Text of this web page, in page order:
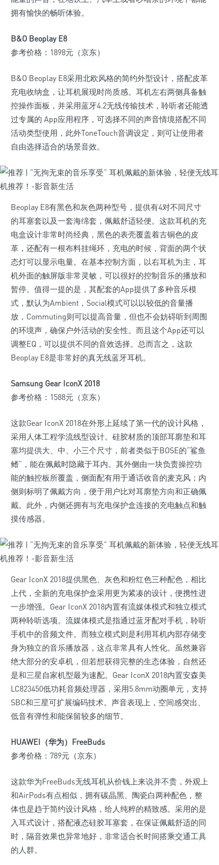
拥有愉快的畅听体验。
B&O Beoplay E8
参考价格：1898元（京东）
B&O Beoplay E8采用北欧风格的简约外型设计，搭配皮革
充电收纳盒，让耳机展现时尚质感。耳机左右两侧具备触
控操作面板，并采用蓝牙4.2无线传输技术，聆听者还能透
过专属的 App应用程序，可选择不同的声音情境搭配不同
活动类型使用，此外ToneTouch音调设定，则可让使用者
自由选择适合的场景音效。
Beoplay E8有黑色和灰色两种型号，提供有4对不同尺寸
的耳塞套以及一套海绵套，佩戴舒适轻便。这款耳机的充
电盒设计非常时尚经典，黑色的表壳覆盖着古铜色的皮
革，还配有一根布料挂绳环，充电的时候，背面的两个状
态灯可以显示电量。在基本控制方面，以右耳机为主，耳
机外面的触屏版非常灵敏，可以很好的控制音乐的播放和
暂停。值得一提的是，其配套的App提供了多种音乐模
式，默认为Ambient，Social模式可以以较低的音量播
放，Commuting则可以提高音量，但也不会妨碍听到周围
的环境声，确保户外活动的安全性。而且这个App还可以
调整EQ，可以提供不同的音效选择。总而言之，这款
Beoplay E8是非常好的真无线蓝牙耳机。
Samsung Gear IconX 2018
参考价格：1588元（京东）
这款Gear IconX 2018在外形上延续了第一代的设计风格，
采用人体工程学流线型设计。硅胶材质的顶部耳廓垫和耳
塞均提供大、中、小三个尺寸，前者类似于BOSE的“鲨鱼
鳍”，能在佩戴时隐藏于耳内。其外侧由一块负责操控功
能的触控板所覆盖，侧面配有用于通话收音的麦克风；内
侧则标明了佩戴方向，便于用户比对耳廓垫方向和正确佩
戴。此外，内侧还拥有与充电保护盒连接的充电触点和触
摸传感器。
Gear IconX 2018提供黑色、灰色和粉红色三种配色，相比
上代，全新的充电保护盒采用更为紧凑的设计，便携性进
一步增强。Gear IconX 2018内置有流媒体模式和独立模式
两种聆听选项。流媒体模式是指通过蓝牙配对手机，聆听
手机中的音频文件。而独立模式则是利用耳机内部存储变
身为独立的音乐播放器，这点非常具有人性化。虽然兼容
绝大部分的安卓机，但若想获得完整的生态体验，自然还
是和三星自家机型最为速配。Gear IconX 2018内置安森美
LC823450低功耗音频处理器，采用5.8mm动圈单元，支持
SBC和三星可扩展编码技术。声音表现上，空间感突出、
低音有弹性和能保留较多的细节。
HUAWEI（华为）FreeBuds
参考价格：789元（京东）
这款华为FreeBuds无线耳机从价钱上来说并不贵，外观上
和AirPods有点相似，拥有碳晶黑、陶瓷白两种配色，整
体也是趋于简约设计风格，给人纯粹的精致感。采用的是
入耳式设计，搭配液态硅胶耳塞套，在保证佩戴舒适的同
时，隔音效果也异常地好，非常适合长时间搭乘交通工具
的人群。